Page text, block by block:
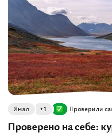
Проверили
+1
Ямал
Проверено на себе: